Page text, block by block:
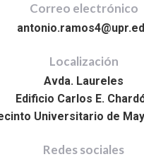
Correo electrónico
Localización
Avda. Laureles
Edificio Carlos E.
Universitario de
Redes sociales